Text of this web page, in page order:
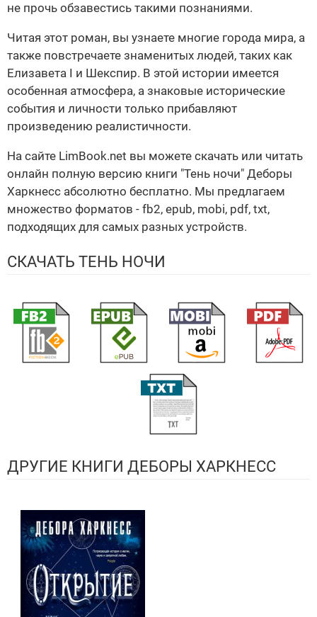
не прочь обзавестись такими познаниями.
Читая этот роман, вы узнаете многие города мира, а
также повстречаете знаменитых людей, таких как
Елизавета I и Шекспир. В этой истории имеется
особенная атмосфера, а знаковые исторические
события и личности только прибавляют
произведению реалистичности.
На сайте LimBook.net вы можете скачать или читать
онлайн полную версию книги "Тень ночи" Деборы
Харкнесс абсолютно бесплатно. Мы предлагаем
множество форматов - fb2, epub, mobi, pdf, txt,
подходящих для самых разных устройств.
СКАЧАТЬ ТЕНЬ НОЧИ
ДРУГИЕ КНИГИ ДЕБОРЫ ХАРКНЕСС